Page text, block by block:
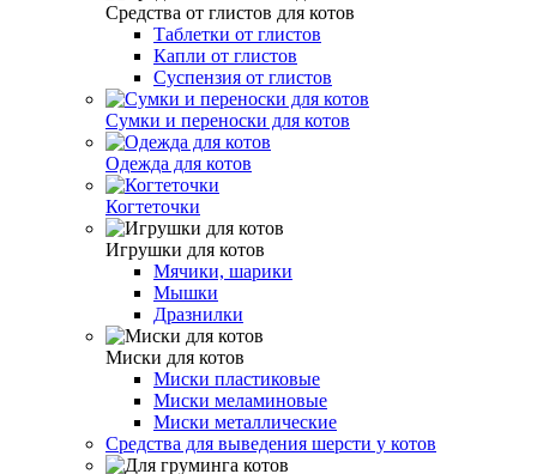
Средства от глистов для котов
Таблетки от глистов
Капли от глистов
Cуспензия от глистов
Сумки и переноски для котов
Одежда для котов
Когтеточки
Игрушки для котов
Мячики, шарики
Мышки
Дразнилки
Миски для котов
Миски пластиковые
Миски меламиновые
Миски металлические
Средства для выведения шерсти у котов